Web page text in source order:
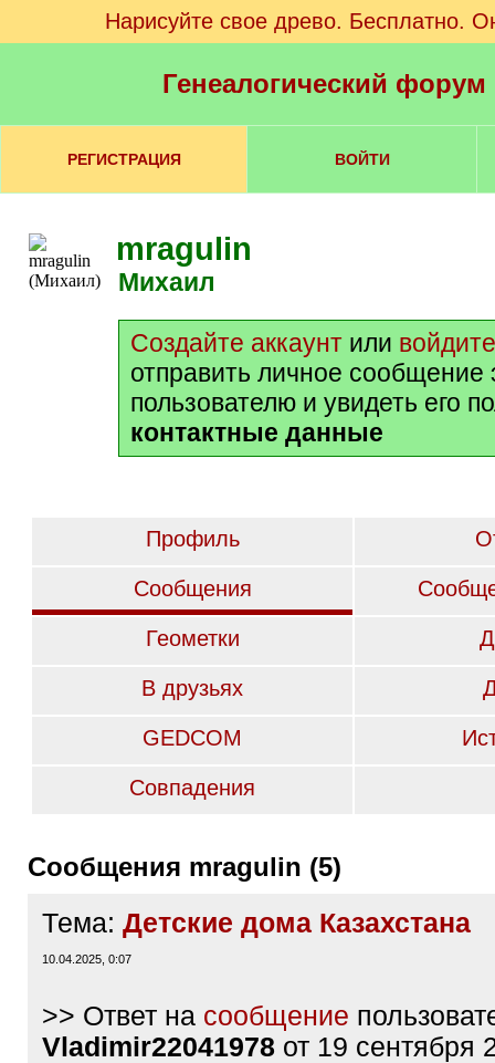
Нарисуйте свое древо. Бесплатно.
Генеалогический
РЕГИСТРАЦИЯ ВОЙТИ
mragulin
Михаил
Создайте аккаунт или войдите
отправить личное сообщение
пользователю и увидеть его
контактные данные
Профиль
Сообщения
Геометки
В друзьях
GEDCOM
Совпадения
Сообщения mragulin (5)
Тема: Детские дома Казахстана
10.04.2025, 0:07
>> Ответ на сообщение
Vladimir22041978 от 19 сентября